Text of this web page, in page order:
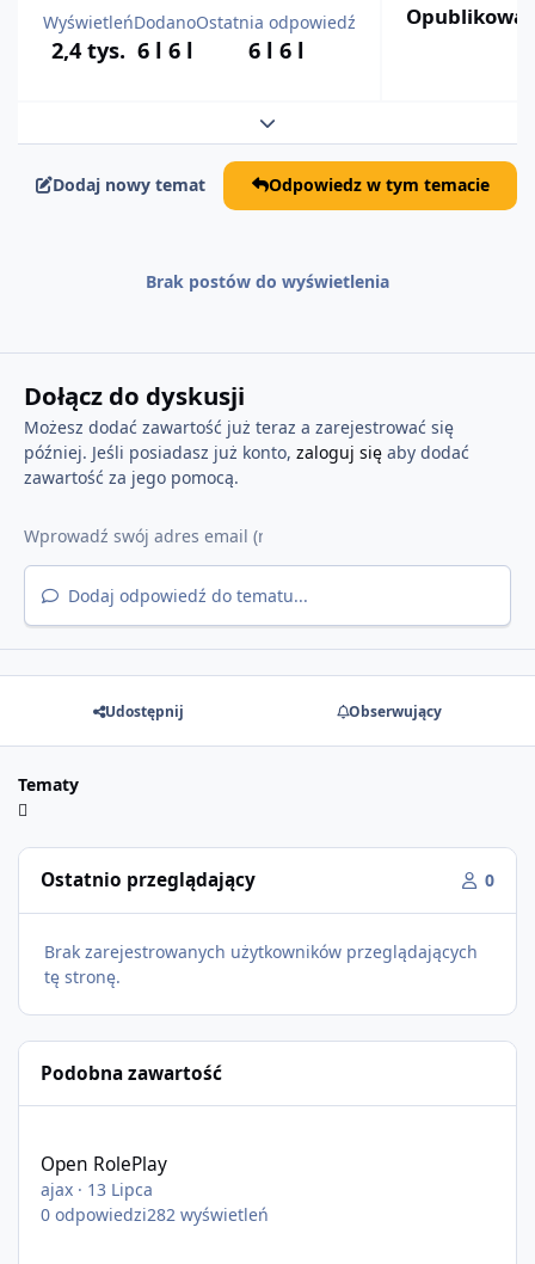
Wyświetleń
2,4 tys.
Dodano
6 l 6 l
Ostatnia odpowiedź
6 l 6 l
Rozwiń podsumowanie tematu
Dodaj nowy temat Odpowiedz w tym temacie
Brak postów do wyświetlenia
Dołącz do dyskusji
Możesz dodać zawartość już teraz a zarejestrować się
później. Jeśli posiadasz już konto, zaloguj sięaby dodać
zawartość za jego pomocą.
Dodaj odpowiedź do tematu...
Udostępnij Obserwujący
Tematy
Ostatnio przeglądający 0
Brak zarejestrowanych użytkowników przeglądających
tę stronę.
Podobna zawartość
Open RolePlay
ajax · 13 Lipca
0 odpowiedzi282 wyświetleń